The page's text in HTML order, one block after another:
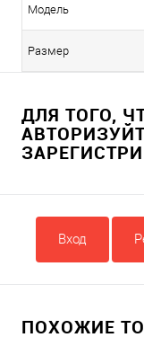
Модель
Размер
ДЛЯ ТОГО,
Вход
ПОХОЖИЕ